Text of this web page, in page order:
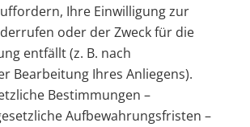
Ihre Einwilligung zur
oder der Zweck für die
entfällt (z. B. nach
Bearbeitung Ihres Anliegens).
Bestimmungen –
Aufbewahrungsfristen –